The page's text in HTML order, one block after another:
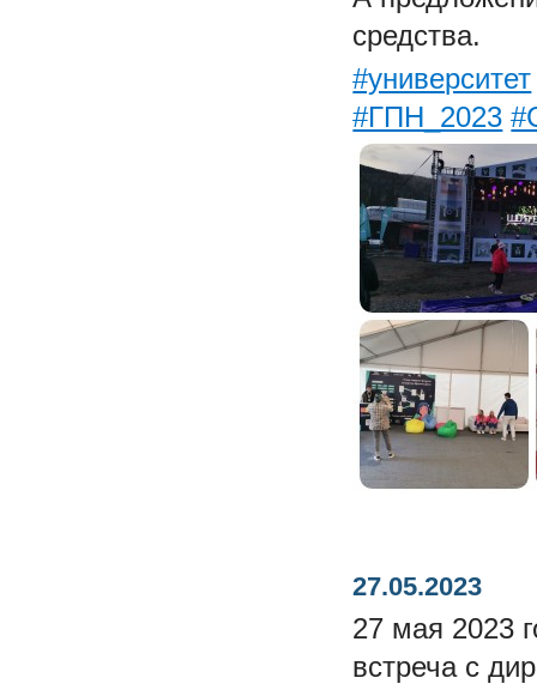
средства.
#университет
#ГПН_2023
27.05.2023
27 мая 2023
встреча с